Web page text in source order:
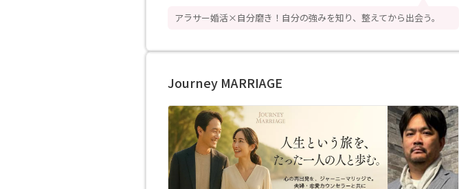
アラサー婚活×自分磨き！自分の強みを知り、整えてから出会う。
Journey MARRIAGE